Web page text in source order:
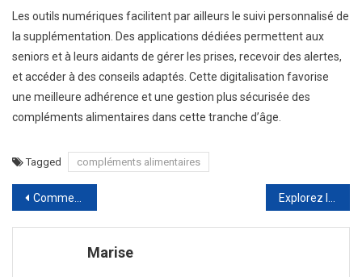
Les outils numériques facilitent par ailleurs le suivi personnalisé de
la supplémentation. Des applications dédiées permettent aux
seniors et à leurs aidants de gérer les prises, recevoir des alertes,
et accéder à des conseils adaptés. Cette digitalisation favorise
une meilleure adhérence et une gestion plus sécurisée des
compléments alimentaires dans cette tranche d’âge.
Tagged compléments alimentaires
Navigation
de
l’article
Comment choisir le meilleur fournisseur IPTV premium ?
Marise